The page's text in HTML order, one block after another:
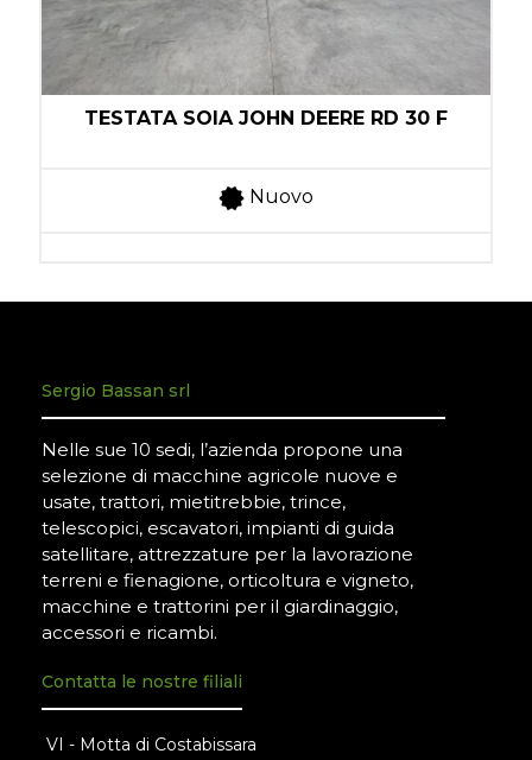
TESTATA SOIA JOHN DEERE RD 30 F
Nuovo
Sergio Bassan srl
Nelle sue 10 sedi, l’azienda propone una
selezione di macchine agricole nuove e
usate, trattori, mietitrebbie, trince,
telescopici, escavatori, impianti di guida
satellitare, attrezzature per la lavorazione
terreni e fienagione, orticoltura e vigneto,
macchine e trattorini per il giardinaggio,
accessori e ricambi.
Contatta le nostre filiali
VI - Motta di Costabissara